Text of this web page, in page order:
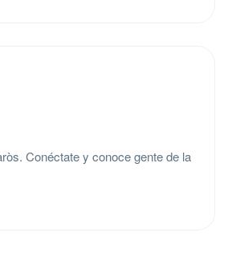
Conéctate y conoce gente de la